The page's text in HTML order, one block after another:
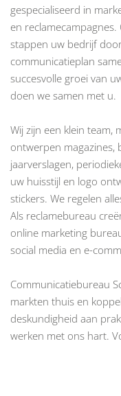
gespecialiseerd in
en
stappen uw bedrijf
communicatieplan
succesvolle groei van
doen we samen met u.
Wij zijn een klein team,
ontwerpen magazines,
jaarverslagen,
uw huisstijl en logo
stickers. We regelen
Als reclamebureau
online marketing
social media en e-
Communicatiebureau
markten thuis en
deskundigheid aan
werken met ons hart.